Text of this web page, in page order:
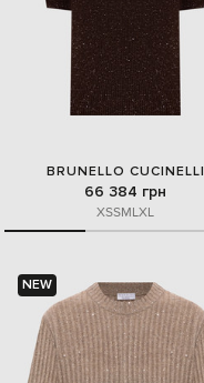
BRUNELLO CUCINELLI
66 384 грн
XSSMLXL
NEW